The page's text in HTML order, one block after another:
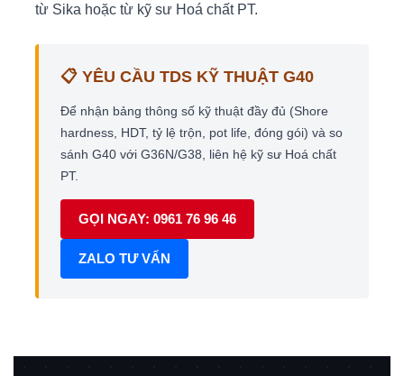
từ Sika hoặc từ kỹ sư Hoá chất PT.
📋 YÊU CẦU TDS KỸ THUẬT G40
Để nhận bảng thông số kỹ thuật đầy đủ (Shore
hardness, HDT, tỷ lệ trộn, pot life, đóng gói) và so
sánh G40 với G36N/G38, liên hệ kỹ sư Hoá chất
PT.
GỌI NGAY: 0961 76 96 46
ZALO TƯ VẤN